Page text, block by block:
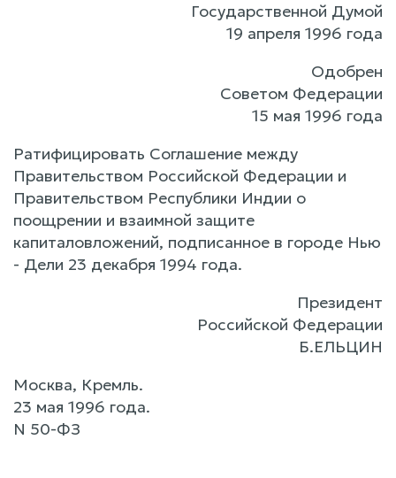
Государственной Думой
19 апреля 1996 года
Одобрен
Советом Федерации
15 мая 1996 года
Ратифицировать Соглашение между
Правительством Российской Федерации и
Правительством Республики Индии о
поощрении и взаимной защите
капиталовложений, подписанное в городе Нью
- Дели 23 декабря 1994 года.
Президент
Российской Федерации
Б.ЕЛЬЦИН
Москва, Кремль.
23 мая 1996 года.
N 50-ФЗ